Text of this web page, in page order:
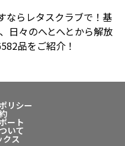
ならレタスクラブで！基
日々のへとへとから解放
品をご紹介！
リシー
ート
いて
クス